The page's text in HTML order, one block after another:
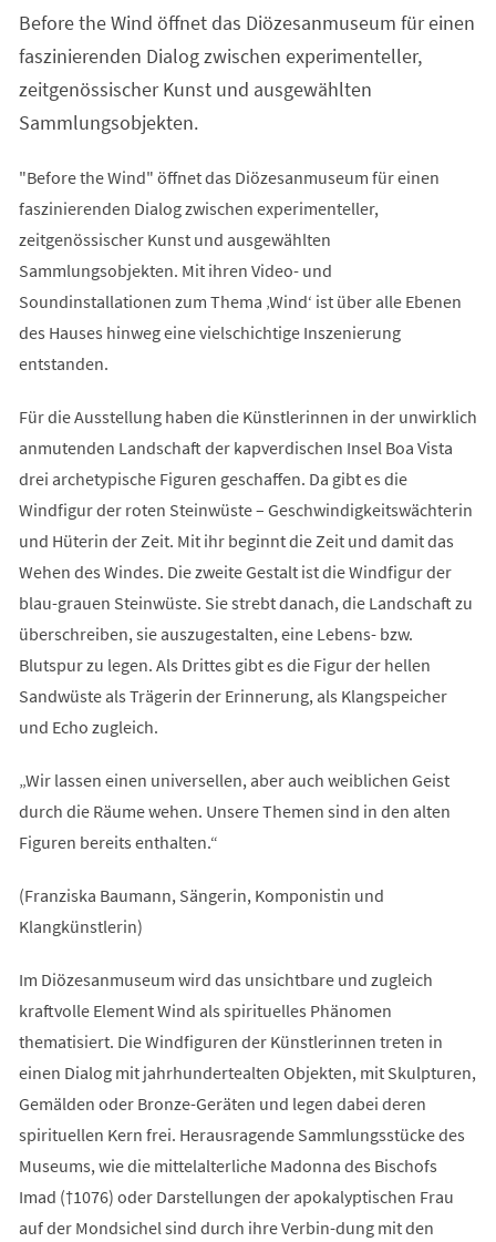
neuen
Tab)
Before the Wind öffnet das Diözesanmuseum für einen
faszinierenden Dialog zwischen experimenteller,
zeitgenössischer Kunst und ausgewählten
Sammlungsobjekten.
"Before the Wind" öffnet das Diözesanmuseum für einen
faszinierenden Dialog zwischen experimenteller,
zeitgenössischer Kunst und ausgewählten
Sammlungsobjekten. Mit ihren Video- und
Soundinstallationen zum Thema ‚Wind‘ ist über alle Ebenen
des Hauses hinweg eine vielschichtige Inszenierung
entstanden.
Für die Ausstellung haben die Künstlerinnen in der unwirklich
anmutenden Landschaft der kapverdischen Insel Boa Vista
drei archetypische Figuren geschaffen. Da gibt es die
Windfigur der roten Steinwüste – Geschwindigkeitswächterin
und Hüterin der Zeit. Mit ihr beginnt die Zeit und damit das
Wehen des Windes. Die zweite Gestalt ist die Windfigur der
blau-grauen Steinwüste. Sie strebt danach, die Landschaft zu
überschreiben, sie auszugestalten, eine Lebens- bzw.
Blutspur zu legen. Als Drittes gibt es die Figur der hellen
Sandwüste als Trägerin der Erinnerung, als Klangspeicher
und Echo zugleich.
„Wir lassen einen universellen, aber auch weiblichen Geist
durch die Räume wehen. Unsere Themen sind in den alten
Figuren bereits enthalten.“
(Franziska Baumann, Sängerin, Komponistin und
Klangkünstlerin)
Im Diözesanmuseum wird das unsichtbare und zugleich
kraftvolle Element Wind als spirituelles Phänomen
thematisiert. Die Windfiguren der Künstlerinnen treten in
einen Dialog mit jahrhundertealten Objekten, mit Skulpturen,
Gemälden oder Bronze-Geräten und legen dabei deren
spirituellen Kern frei. Herausragende Sammlungsstücke des
Museums, wie die mittelalterliche Madonna des Bischofs
Imad (†1076) oder Darstellungen der apokalyptischen Frau
auf der Mondsichel sind durch ihre Verbin-dung mit den